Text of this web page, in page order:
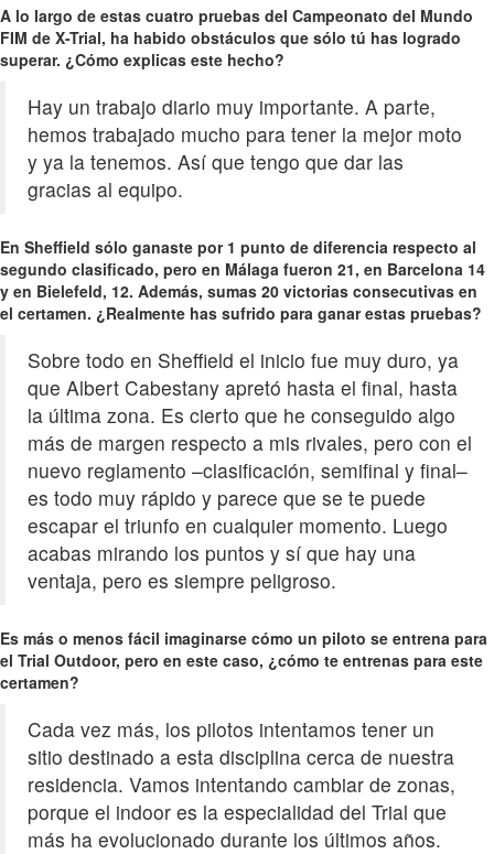
A lo largo de estas cuatro pruebas del Campeonato del Mundo
FIM de X-Trial, ha habido obstáculos que sólo tú has logrado
superar. ¿Cómo explicas este hecho?
Hay un trabajo diario muy importante. A parte,
hemos trabajado mucho para tener la mejor moto
y ya la tenemos. Así que tengo que dar las
gracias al equipo.
En Sheffield sólo ganaste por 1 punto de diferencia respecto al
segundo clasificado, pero en Málaga fueron 21, en Barcelona 14
y en Bielefeld, 12. Además, sumas 20 victorias consecutivas en
el certamen. ¿Realmente has sufrido para ganar estas pruebas?
Sobre todo en Sheffield el inicio fue muy duro, ya
que Albert Cabestany apretó hasta el final, hasta
la última zona. Es cierto que he conseguido algo
más de margen respecto a mis rivales, pero con el
nuevo reglamento –clasificación, semifinal y final–
es todo muy rápido y parece que se te puede
escapar el triunfo en cualquier momento. Luego
acabas mirando los puntos y sí que hay una
ventaja, pero es siempre peligroso.
Es más o menos fácil imaginarse cómo un piloto se entrena para
el Trial Outdoor, pero en este caso, ¿cómo te entrenas para este
certamen?
Cada vez más, los pilotos intentamos tener un
sitio destinado a esta disciplina cerca de nuestra
residencia. Vamos intentando cambiar de zonas,
porque el indoor es la especialidad del Trial que
más ha evolucionado durante los últimos años.